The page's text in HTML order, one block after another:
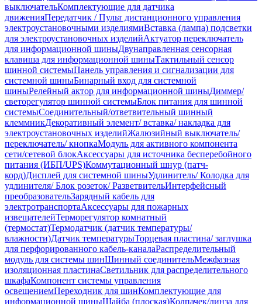
выключательКомплектующие для датчика
движенияПередатчик / Пульт дистанционного управления
электроустановочными изделиямиВставка (лампа) подсветки
для электроустановочных изделийАктуатор переключатель
для информационной шиныДвунаправленная сенсорная
клавиша для информационной шиныТактильный сенсор
шинной системыПанель управления и сигнализации для
системной шиныБинарный вход для системной
шиныРелейный актор для информационной шиныДиммер/
светорегулятор шинной системыБлок питания для шинной
системыСоединительный/ответвительный шинный
клеммникДекоративный элемент/ вставка/ накладка для
электроустановочных изделийЖалюзийный выключатель/
переключатель/ кнопкаМодуль для активного компонента
сети/сетевой блокАксессуары для источника бесперебойного
питания (ИБП/UPS)Коммутационный шнур (патч-
корд)Дисплей для системной шиныУдлинитель/ Колодка для
удлинителя/ Блок розеток/ РазветвительИнтерфейсный
преобразовательЗарядный кабель для
электротранспортаАксессуары для пожарных
извещателейТерморегулятор комнатный
(термостат)Термодатчик (датчик температуры/
влажности)Датчик температурыТорцевая пластина/ заглушка
для перфорированного кабель-каналаРаспределительный
модуль для системы шинШинный соединительМежфазная
изоляционная пластинаСветильник для распределительного
шкафаКомпонент системы управления
освещениемПереходник для шинКомплектующие для
информационной шиныШайба (плоская)Колпачек/линза для